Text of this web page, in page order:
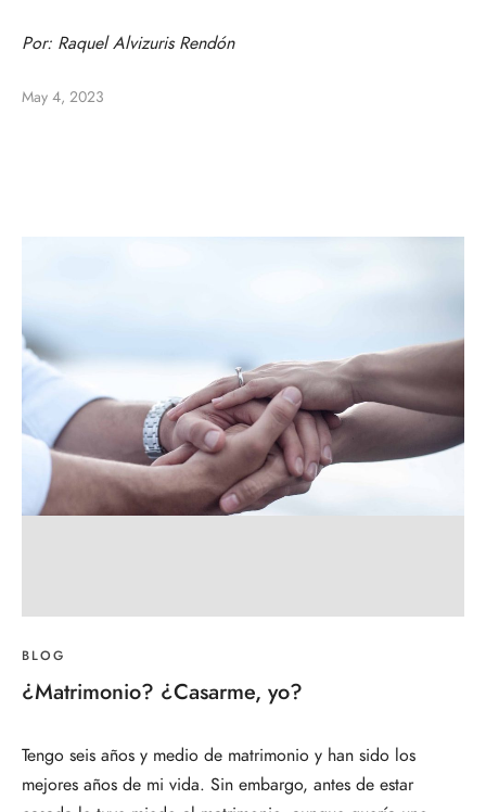
Por: Raquel Alvizuris Rendón
May 4, 2023
BLOG
¿Matrimonio? ¿Casarme, yo?
Tengo seis años y medio de matrimonio y han sido los
mejores años de mi vida. Sin embargo, antes de estar